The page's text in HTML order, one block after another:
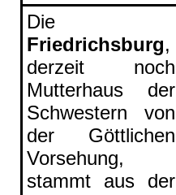
Die
Friedrichsburg,
derzeit noch
Mutterhaus der
Schwestern von
der Göttlichen
Vorsehung,
stammt aus der